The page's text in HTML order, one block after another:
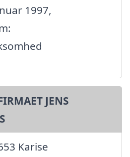
1997,
JENS
Karise